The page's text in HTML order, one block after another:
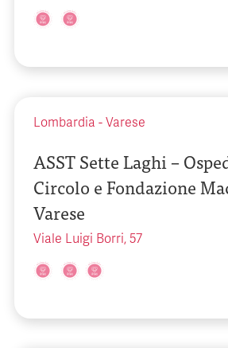
Lombardia - Varese
ASST Sette Laghi –
Circolo e Fondazione
Varese
Viale Luigi Borri, 57